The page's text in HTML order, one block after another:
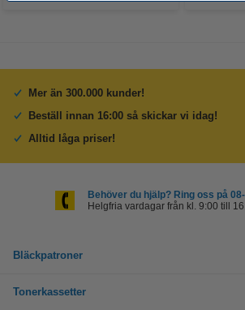
Mer än 300.000 kunder!
Beställ innan 16:00 så skickar vi idag!
Alltid låga priser!
Behöver du hjälp? Ring oss på
Helgfria vardagar från kl. 9:00 till
Bläckpatroner
Tonerkassetter